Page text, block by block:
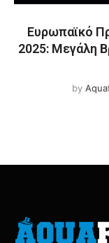
Ευρωπαϊκό
2025: Μεγάλη
by